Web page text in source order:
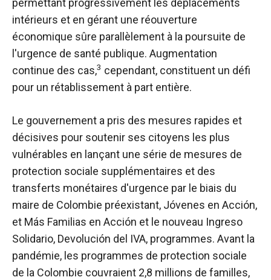
permettant progressivement les déplacements
intérieurs et en gérant une réouverture
économique sûre parallèlement à la poursuite de
l'urgence de santé publique. Augmentation
continue des cas,3 cependant, constituent un défi
pour un rétablissement à part entière.
Le gouvernement a pris des mesures rapides et
décisives pour soutenir ses citoyens les plus
vulnérables en lançant une série de mesures de
protection sociale supplémentaires et des
transferts monétaires d'urgence par le biais du
maire de Colombie préexistant, Jóvenes en Acción,
et Más Familias en Acción et le nouveau Ingreso
Solidario, Devolución del IVA, programmes. Avant la
pandémie, les programmes de protection sociale
de la Colombie couvraient 2,8 millions de familles,